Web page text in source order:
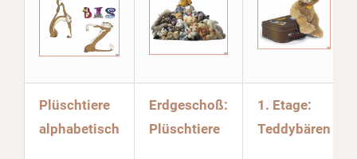
Plüschtiere
alphabetisch
Erdgeschoß:
Plüschtiere
1. Etage:
Teddybären